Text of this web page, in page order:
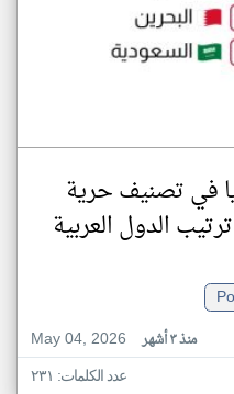
في تصنيف حرية
الدول العربية
May 04, 2026
منذ ٣ أشهر
عدد الكلمات: ٢٣١